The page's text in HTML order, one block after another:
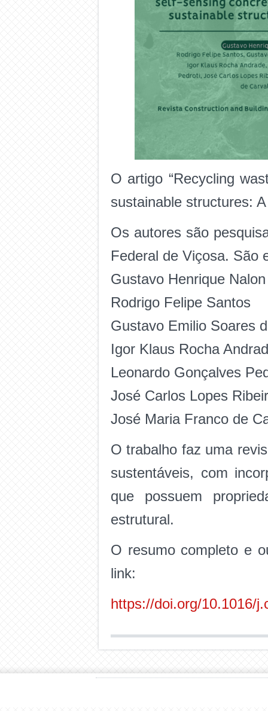
O artigo “Recycling
sustainable structures:
Os autores são
Federal de Viçosa. São
Gustavo Henrique Nalon
Rodrigo Felipe Santos
Gustavo Emilio Soares
Igor Klaus Rocha
Leonardo Gonçalves
José Carlos Lopes
José Maria Franco de
O trabalho faz uma
sustentáveis, com
que possuem
estrutural.
O resumo completo e
link:
https://doi.org/10.1016/